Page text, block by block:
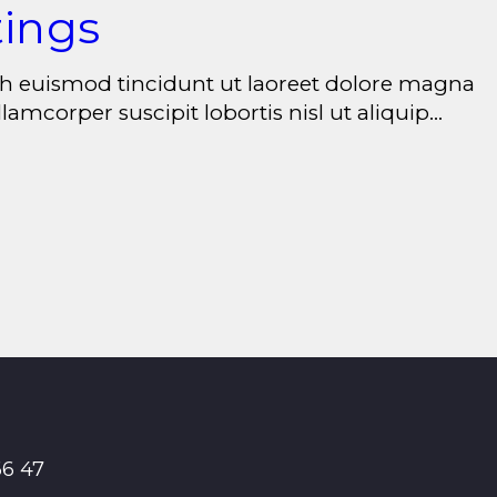
euismod tincidunt ut laoreet dolore magna
suscipit lobortis nisl ut aliquip…
47